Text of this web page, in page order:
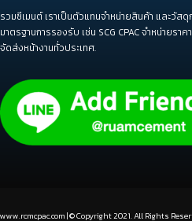
รวมซีเมนต์ เราเป็นตัวแทนจำหน่ายสินค้า และวัส
มาตรฐานการรองรับ เช่น SCG CPAC จำหน่ายร
จัดส่งหน้างานทั่วประเทศ.
www.rcmcpac.com | © Copyright 2021. All Rights